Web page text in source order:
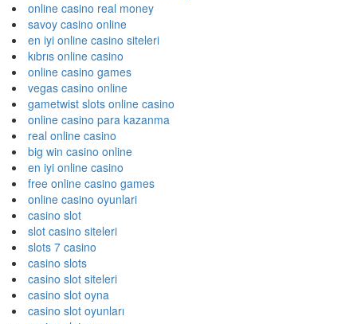
online casino real money
savoy casino online
en iyi online casino siteleri
kıbrıs online casino
online casino games
vegas casino online
gametwist slots online casino
online casino para kazanma
real online casino
big win casino online
en iyi online casino
free online casino games
online casino oyunlari
casino slot
slot casino siteleri
slots 7 casino
casino slots
casino slot siteleri
casino slot oyna
casino slot oyunları